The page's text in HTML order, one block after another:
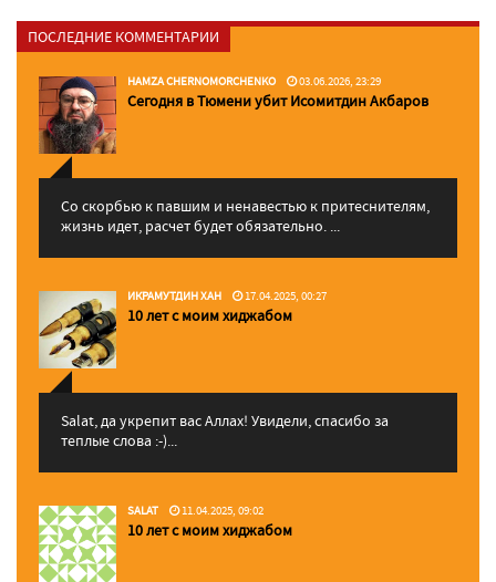
ПОСЛЕДНИЕ КОММЕНТАРИИ
HAMZA CHERNOMORCHENKO 03.06.2026, 23:29
Сегодня в Тюмени убит Исомитдин Акбаров
Со скорбью к павшим и ненавестью к притеснителям,
жизнь идет, расчет будет обязательно. ...
ИКРАМУТДИН ХАН 17.04.2025, 00:27
10 лет с моим хиджабом
Salat, да укрепит вас Аллаx! Увидели, спасибо за
теплые слова :-)...
SALAT 11.04.2025, 09:02
10 лет с моим хиджабом